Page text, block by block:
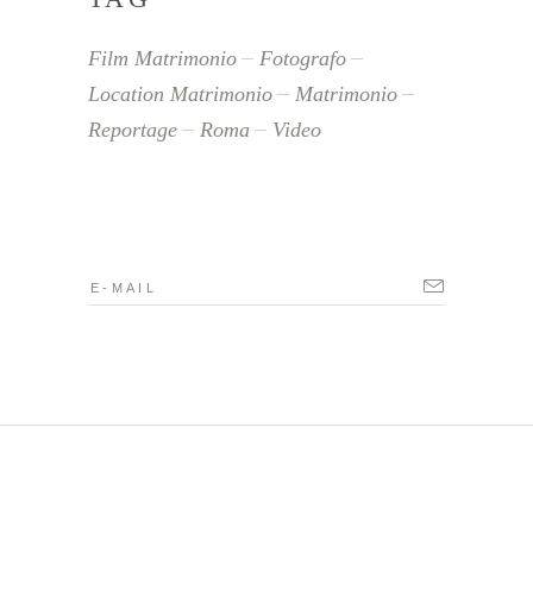
Film Matrimonio
Fotografo
Location Matrimonio
Matrimonio
Reportage
Roma Video